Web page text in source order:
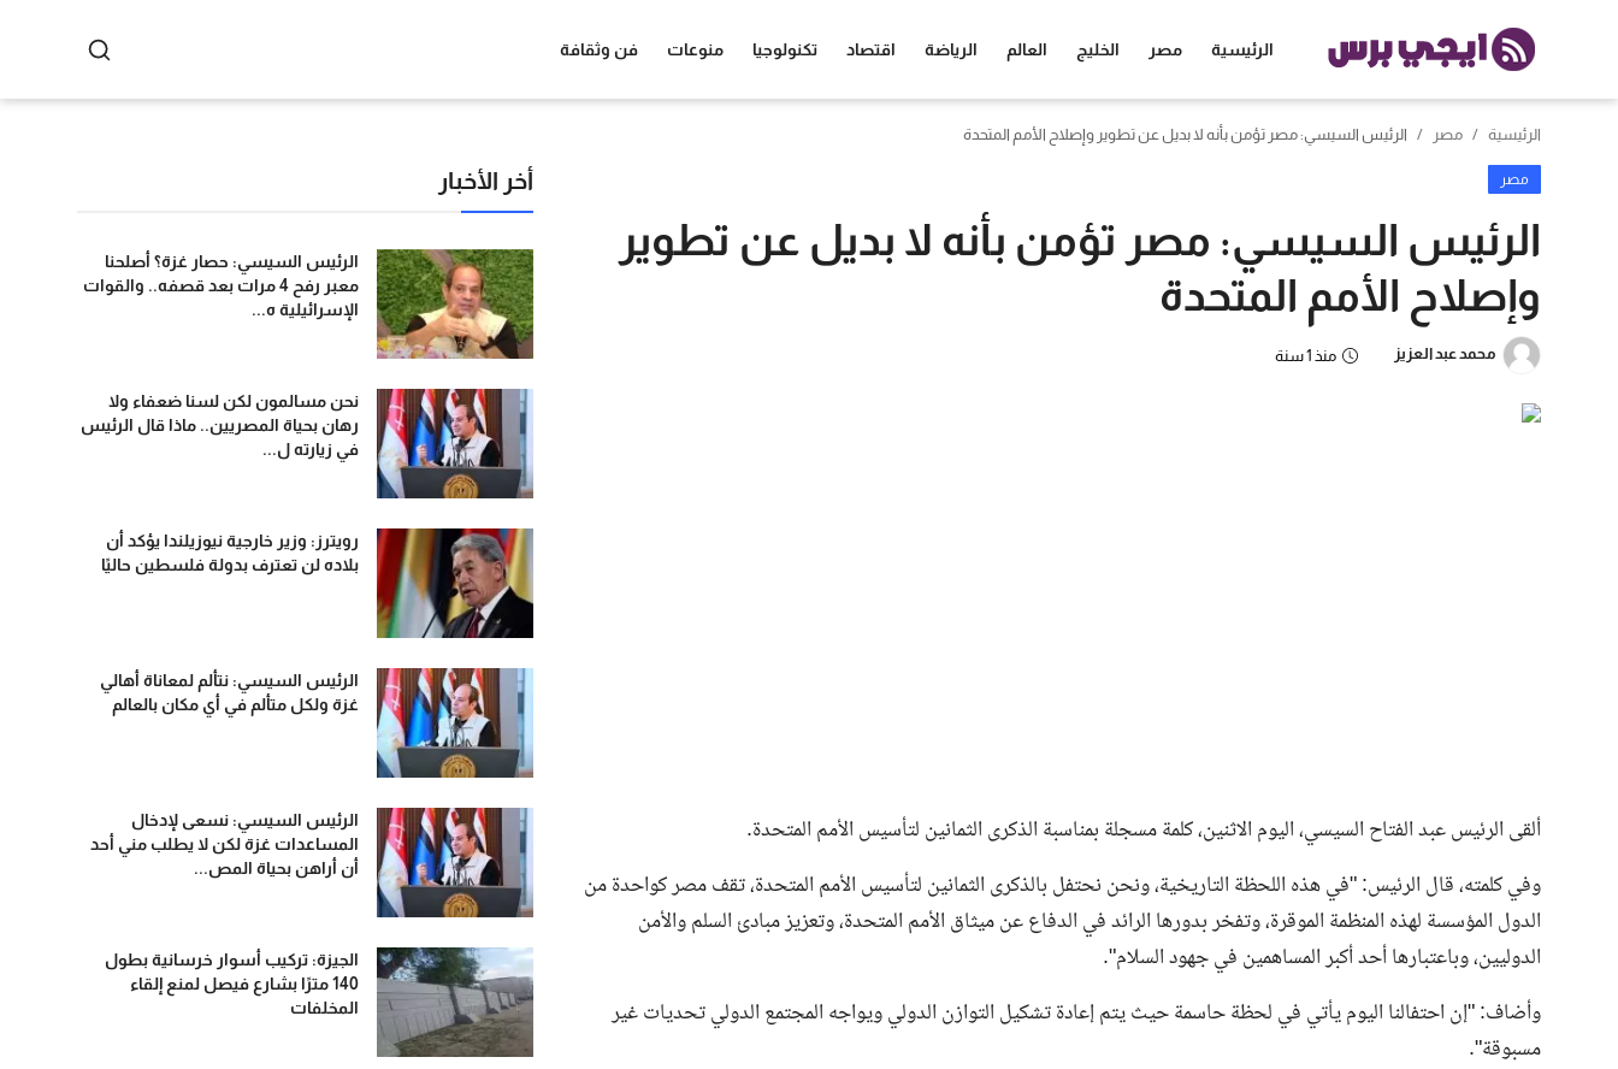
الرئيسية مصر الخليج العالم الرياضة اقتصاد تكنولوجيا منوعات فن وثقافة
الرئيسية مصر الرئيس السيسي: مصر تؤمن بأنه لا بديل عن تطوير وإصلاح الأمم المتحدة
مصر
الرئيس السيسي: مصر تؤمن بأنه لا بديل عن تطوير
وإصلاح الأمم المتحدة
محمد عبد العزيز منذ 1 سنة
ألقى الرئيس عبد الفتاح السيسي، اليوم الاثنين، كلمة مسجلة بمناسبة الذكرى الثمانين لتأسيس الأمم المتحدة.
وفي كلمته، قال الرئيس: "في هذه اللحظة التاريخية، ونحن نحتفل بالذكرى الثمانين لتأسيس الأمم المتحدة، تقف مصر كواحدة من
الدول المؤسسة لهذه المنظمة الموقرة، وتفخر بدورها الرائد في الدفاع عن ميثاق الأمم المتحدة، وتعزيز مبادئ السلم والأمن
الدوليين، وباعتبارها أحد أكبر المساهمين في جهود السلام".
وأضاف: "إن احتفالنا اليوم يأتي في لحظة حاسمة حيث يتم إعادة تشكيل التوازن الدولي ويواجه المجتمع الدولي تحديات غير
مسبوقة".
أخر الأخبار
الرئيس السيسي: حصار غزة؟ أصلحنا
معبر رفح 4 مرات بعد قصفه.. والقوات
الإسرائيلية ه...
نحن مسالمون لكن لسنا ضعفاء ولا
رهان بحياة المصريين.. ماذا قال الرئيس
في زيارته ل...
رويترز: وزير خارجية نيوزيلندا يؤكد أن
بلاده لن تعترف بدولة فلسطين حاليًا
الرئيس السيسي: نتألم لمعاناة أهالي
غزة ولكل متألم في أي مكان بالعالم
الرئيس السيسي: نسعى لإدخال
المساعدات غزة لكن لا يطلب مني أحد
أن أراهن بحياة المص...
الجيزة: تركيب أسوار خرسانية بطول
140 مترًا بشارع فيصل لمنع إلقاء
المخلفات